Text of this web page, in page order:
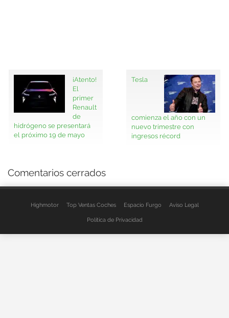
¡Atento!
El
primer
Renault
de
hidrógeno se presentará
el próximo 19 de mayo
Tesla
comienza el año con un
nuevo trimestre con
ingresos récord
Comentarios cerrados
Highmotor Top Ventas Coches Espacio Furgo Aviso Legal
Política de Privacidad